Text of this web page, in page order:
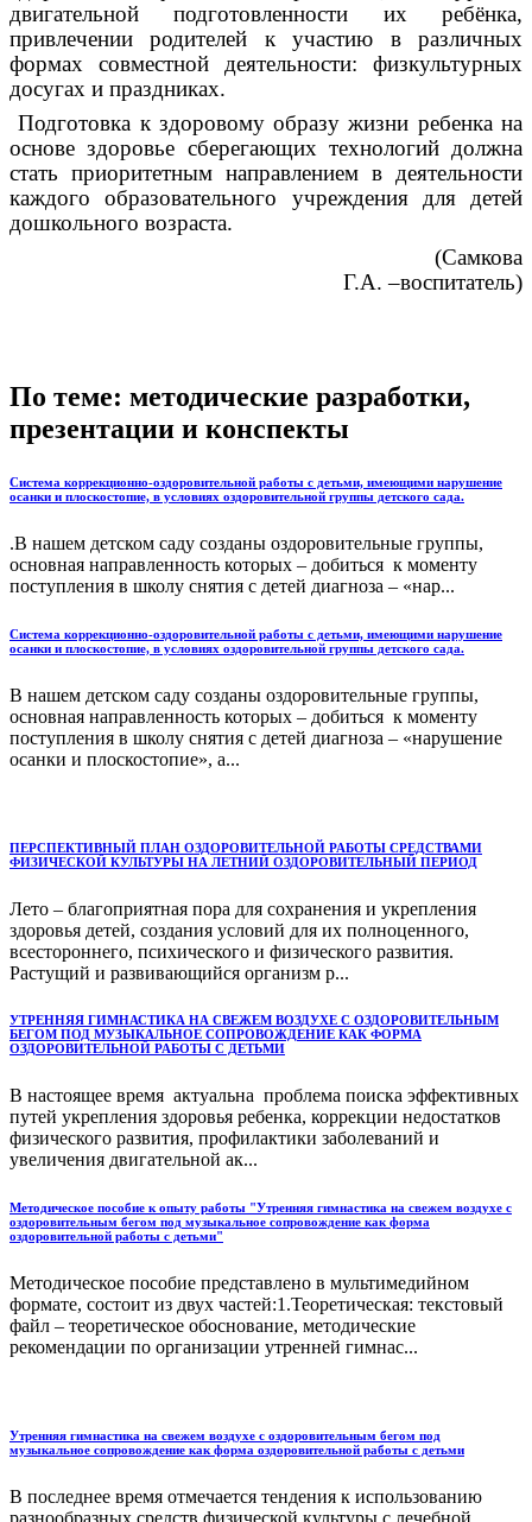
двигательной подготовленности их ребёнка,
привлечении родителей к участию в различных
формах совместной деятельности: физкультурных
досугах и праздниках.
Подготовка к здоровому образу жизни ребенка на
основе здоровье сберегающих технологий должна
стать приоритетным направлением в деятельности
каждого образовательного учреждения для детей
дошкольного возраста.
(Самкова
Г.А. –воспитатель)
По теме: методические разработки,
презентации и конспекты
Система коррекционно-оздоровительной работы с детьми, имеющими нарушение
осанки и плоскостопие, в условиях оздоровительной группы детского сада.
.В нашем детском саду созданы оздоровительные группы,
основная направленность которых – добиться к моменту
поступления в школу снятия с детей диагноза – «нар...
Система коррекционно-оздоровительной работы с детьми, имеющими нарушение
осанки и плоскостопие, в условиях оздоровительной группы детского сада.
В нашем детском саду созданы оздоровительные группы,
основная направленность которых – добиться к моменту
поступления в школу снятия с детей диагноза – «нарушение
осанки и плоскостопие», а...
ПЕРСПЕКТИВНЫЙ ПЛАН ОЗДОРОВИТЕЛЬНОЙ РАБОТЫ СРЕДСТВАМИ
ФИЗИЧЕСКОЙ КУЛЬТУРЫ НА ЛЕТНИЙ ОЗДОРОВИТЕЛЬНЫЙ ПЕРИОД
Лето – благоприятная пора для сохранения и укрепления
здоровья детей, создания условий для их полноценного,
всестороннего, психического и физического развития.
Растущий и развивающийся организм р...
УТРЕННЯЯ ГИМНАСТИКА НА СВЕЖЕМ ВОЗДУХЕ С ОЗДОРОВИТЕЛЬНЫМ
БЕГОМ ПОД МУЗЫКАЛЬНОЕ СОПРОВОЖДЕНИЕ КАК ФОРМА
ОЗДОРОВИТЕЛЬНОЙ РАБОТЫ С ДЕТЬМИ
В настоящее время актуальна проблема поиска эффективных
путей укрепления здоровья ребенка, коррекции недостатков
физического развития, профилактики заболеваний и
увеличения двигательной ак...
Методическое пособие к опыту работы "Утренняя гимнастика на свежем воздухе с
оздоровительным бегом под музыкальное сопровождение как форма
оздоровительной работы с детьми"
Методическое пособие представлено в мультимедийном
формате, состоит из двух частей:1.Теоретическая: текстовый
файл – теоретическое обоснование, методические
рекомендации по организации утренней гимнас...
Утренняя гимнастика на свежем воздухе с оздоровительным бегом под
музыкальное сопровождение как форма оздоровительной работы с детьми
В последнее время отмечается тендения к использованию